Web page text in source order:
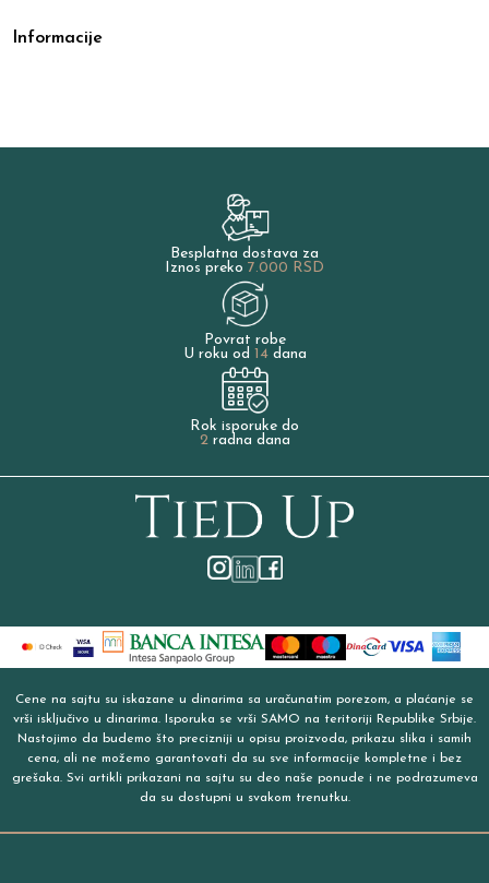
Informacije
Besplatna dostava za
Iznos preko 7.000 RSD
Povrat robe
U roku od 14dana
Rok isporuke do
2radna dana
Cene na sajtu su iskazane u dinarima sa uračunatim porezom, a plaćanje se
vrši isključivo u dinarima. Isporuka se vrši SAMO na teritoriji Republike Srbije.
Nastojimo da budemo što precizniji u opisu proizvoda, prikazu slika i samih
cena, ali ne možemo garantovati da su sve informacije kompletne i bez
grešaka. Svi artikli prikazani na sajtu su deo naše ponude i ne podrazumeva
da su dostupni u svakom trenutku.